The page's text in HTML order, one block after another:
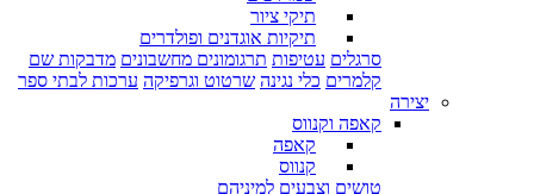
תיקי ציור
תיקיות אוגדנים ופולדרים
סרגלים עטיפות תרגומונים מחשבונים מדבקות שם
קלמרים כלי נגינה שרטוט וגרפיקה ערכות לבתי ספר
יצירה
קאפה וקנווס
קאפה
קנווס
טושים וצבעים למיניהם